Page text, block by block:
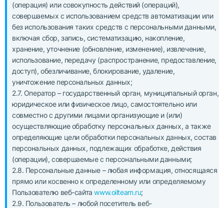
(операция) или совокупность действий (операций),
совершаемых с использованием средств автоматизации или
без использования таких средств с персональными данными,
включая сбор, запись, систематизацию, накопление,
хранение, уточнение (обновление, изменение), извлечение,
использование, передачу (распространение, предоставление,
доступ), обезличивание, блокирование, удаление,
уничтожение персональных данных;
2.7. Оператор – государственный орган, муниципальный орган,
юридическое или физическое лицо, самостоятельно или
совместно с другими лицами организующие и (или)
осуществляющие обработку персональных данных, а также
определяющие цели обработки персональных данных, состав
персональных данных, подлежащих обработке, действия
(операции), совершаемые с персональными данными;
2.8. Персональные данные – любая информация, относящаяся
прямо или косвенно к определенному или определяемому
Пользователю веб-сайтаwww.oilteam.ru;
2.9. Пользователь – любой посетитель веб-